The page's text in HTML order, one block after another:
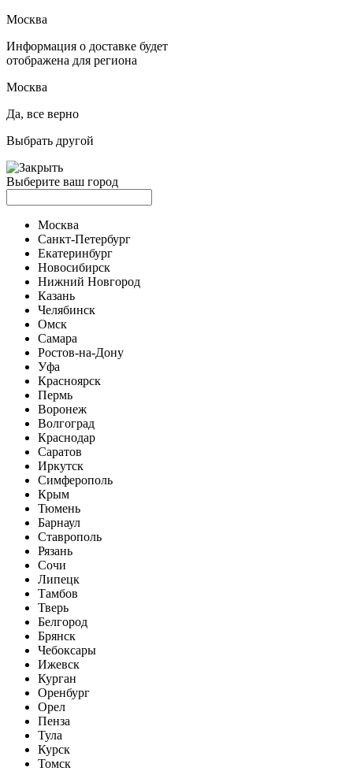
Москва
Информация о доставке будет
отображена для региона
Москва
Да, все верно
Выбрать другой
Выберите ваш город
Москва
Санкт-Петербург
Екатеринбург
Новосибирск
Нижний Новгород
Казань
Челябинск
Омск
Самара
Ростов-на-Дону
Уфа
Красноярск
Пермь
Воронеж
Волгоград
Краснодар
Саратов
Иркутск
Симферополь
Крым
Тюмень
Барнаул
Ставрополь
Рязань
Сочи
Липецк
Тамбов
Тверь
Белгород
Брянск
Чебоксары
Ижевск
Курган
Оренбург
Орел
Пенза
Тула
Курск
Томск